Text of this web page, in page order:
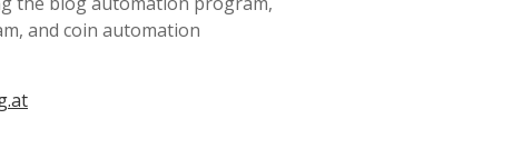
and coin automation